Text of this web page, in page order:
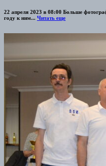
22 апреля 2023 в 08:00 Больше
году к ним... Читать еще